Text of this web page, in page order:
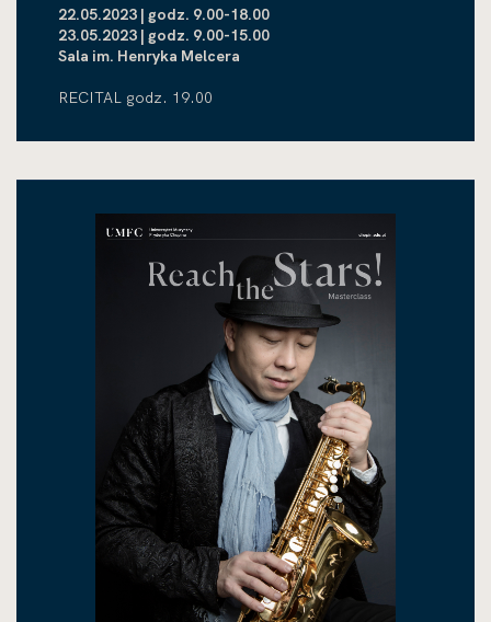
22.05.2023 | godz. 9.00-18.00
23.05.2023 | godz. 9.00-15.00
Sala im. Henryka Melcera
RECITAL godz. 19.00